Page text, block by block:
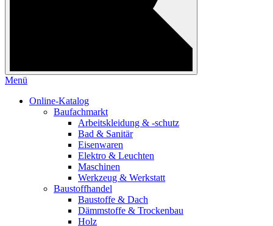
Menü
Online-Katalog
Baufachmarkt
Arbeitskleidung & -schutz
Bad & Sanitär
Eisenwaren
Elektro & Leuchten
Maschinen
Werkzeug & Werkstatt
Baustoffhandel
Baustoffe & Dach
Dämmstoffe & Trockenbau
Holz